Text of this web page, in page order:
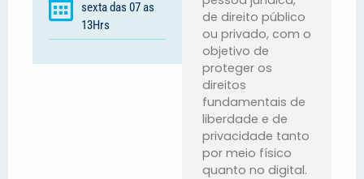
sexta das 07 as
13Hrs
de direito público
ou privado, com o
objetivo de
proteger os
direitos
fundamentais de
liberdade e de
privacidade tanto
por meio físico
quanto no digital.